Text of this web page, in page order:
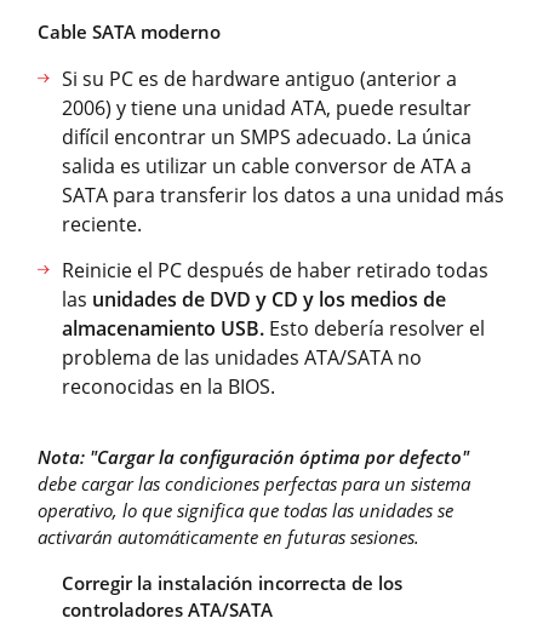
Cable SATA moderno
Si su PC es de hardware antiguo (anterior a
2006) y tiene una unidad ATA, puede resultar
difícil encontrar un SMPS adecuado. La única
salida es utilizar un cable conversor de ATA a
SATA para transferir los datos a una unidad más
reciente.
Reinicie el PC después de haber retirado todas
las unidades de DVD y CD y los medios de
almacenamiento USB. Esto debería resolver el
problema de las unidades ATA/SATA no
reconocidas en la BIOS.
Nota: "Cargar la configuración óptima por defecto"
debe cargar las condiciones perfectas para un sistema
operativo, lo que significa que todas las unidades se
activarán automáticamente en futuras sesiones.
Corregir la instalación incorrecta de los
controladores ATA/SATA